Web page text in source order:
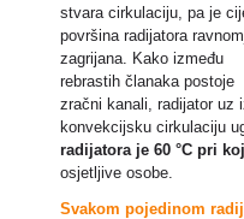
stvara cirkulaciju, pa je
površina radijatora
zagrijana. Kako između
rebrastih članaka postoje
zračni kanali, radijator uz
konvekcijsku cirkulaciju
radijatora je 60 °C pri
osjetljive osobe.
Svakom pojedinom